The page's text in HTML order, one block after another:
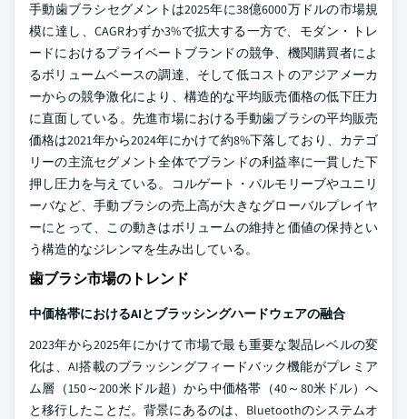
手動歯ブラシセグメントは2025年に38億6000万ドルの市場規
模に達し、CAGRわずか3%で拡大する一方で、モダン・トレ
ードにおけるプライベートブランドの競争、機関購買者によ
るボリュームベースの調達、そして低コストのアジアメーカ
ーからの競争激化により、構造的な平均販売価格の低下圧力
に直面している。先進市場における手動歯ブラシの平均販売
価格は2021年から2024年にかけて約8%下落しており、カテゴ
リーの主流セグメント全体でブランドの利益率に一貫した下
押し圧力を与えている。コルゲート・パルモリーブやユニリ
ーバなど、手動ブラシの売上高が大きなグローバルプレイヤ
ーにとって、この動きはボリュームの維持と価値の保持とい
う構造的なジレンマを生み出している。
歯ブラシ市場のトレンド
中価格帯におけるAIとブラッシングハードウェアの融合
2023年から2025年にかけて市場で最も重要な製品レベルの変
化は、AI搭載のブラッシングフィードバック機能がプレミア
ム層（150～200米ドル超）から中価格帯（40～80米ドル）へ
と移行したことだ。背景にあるのは、Bluetoothのシステムオ